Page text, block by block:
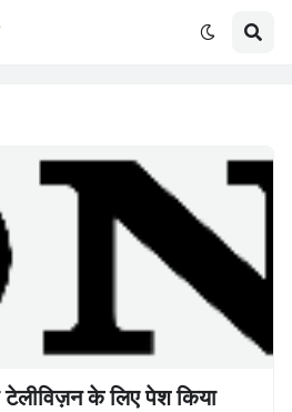
टेलीविज़न के लिए पेश किया